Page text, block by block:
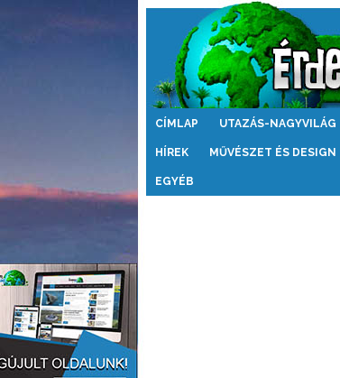
Érdekes
CÍMLAP UTAZÁS-NAGYVILÁG
HÍREK MŰVÉSZET ÉS DESIGN
EGYÉB